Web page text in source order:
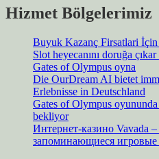
Hizmet Bölgelerimiz
Buyuk Kazanç Firsatlari
Slot heyecanını doruğa
Gates of Olympus oyna
Die OurDream AI bietet
Erlebnisse in Deutschland
Gates of Olympus
bekliyor
Интернет-казино Vavada
запоминающиеся